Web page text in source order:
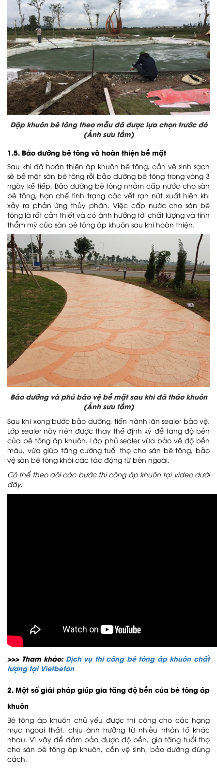
Dập khuôn bê tông theo mẫu đã được lựa chọn trước đó
(Ảnh sưu tầm)
1.5. Bảo dưỡng bê tông và hoàn thiện bề mặt
Sau khi đã hoàn thiện áp khuôn bê tông, cần vệ sinh sạch
sẽ bề mặt sàn bê tông rồi bảo dưỡng bê tông trong vòng 3
ngày kế tiếp. Bảo dưỡng bê tông nhằm cấp nước cho sàn
bê tông, hạn chế tình trạng các vết rạn nứt xuất hiện khi
xảy ra phản ứng thủy phân. Việc cấp nước cho sàn bê
tông là rất cần thiết và có ảnh hưởng tới chất lượng và tính
thẩm mỹ của sàn bê tông áp khuôn sau khi hoàn thiện.
Bảo dưỡng và phủ bảo vệ bề mặt sau khi đã tháo khuôn
(Ảnh sưu tầm)
Sau khi xong bước bảo dưỡng, tiến hành lăn sealer bảo vệ.
Lớp sealer này nên được thay thế định kỳ để tăng độ bền
của bê tông áp khuôn. Lớp phủ sealer vừa bảo vệ độ bền
màu, vừa giúp tăng cường tuổi thọ cho sàn bê tông, bảo
vệ sàn bê tông khỏi các tác động từ bên ngoài.
Có thể theo dõi các bước thi công áp khuôn tại video dưới
đây:
>>> Tham khảo: Dịch vụ thi công bê tông áp khuôn chất
lượng tại Vietbeton
2. Một số giải pháp giúp gia tăng độ bền của bê tông áp
khuôn
Bê tông áp khuôn chủ yếu được thi công cho các hạng
mục ngoại thất, chịu ảnh hưởng từ nhiều nhân tố khác
nhau. Vì vậy để đảm bảo được độ bền, gia tăng tuổi thọ
cho sàn bê tông áp khuôn, cần vệ sinh, bảo dưỡng đúng
cách.